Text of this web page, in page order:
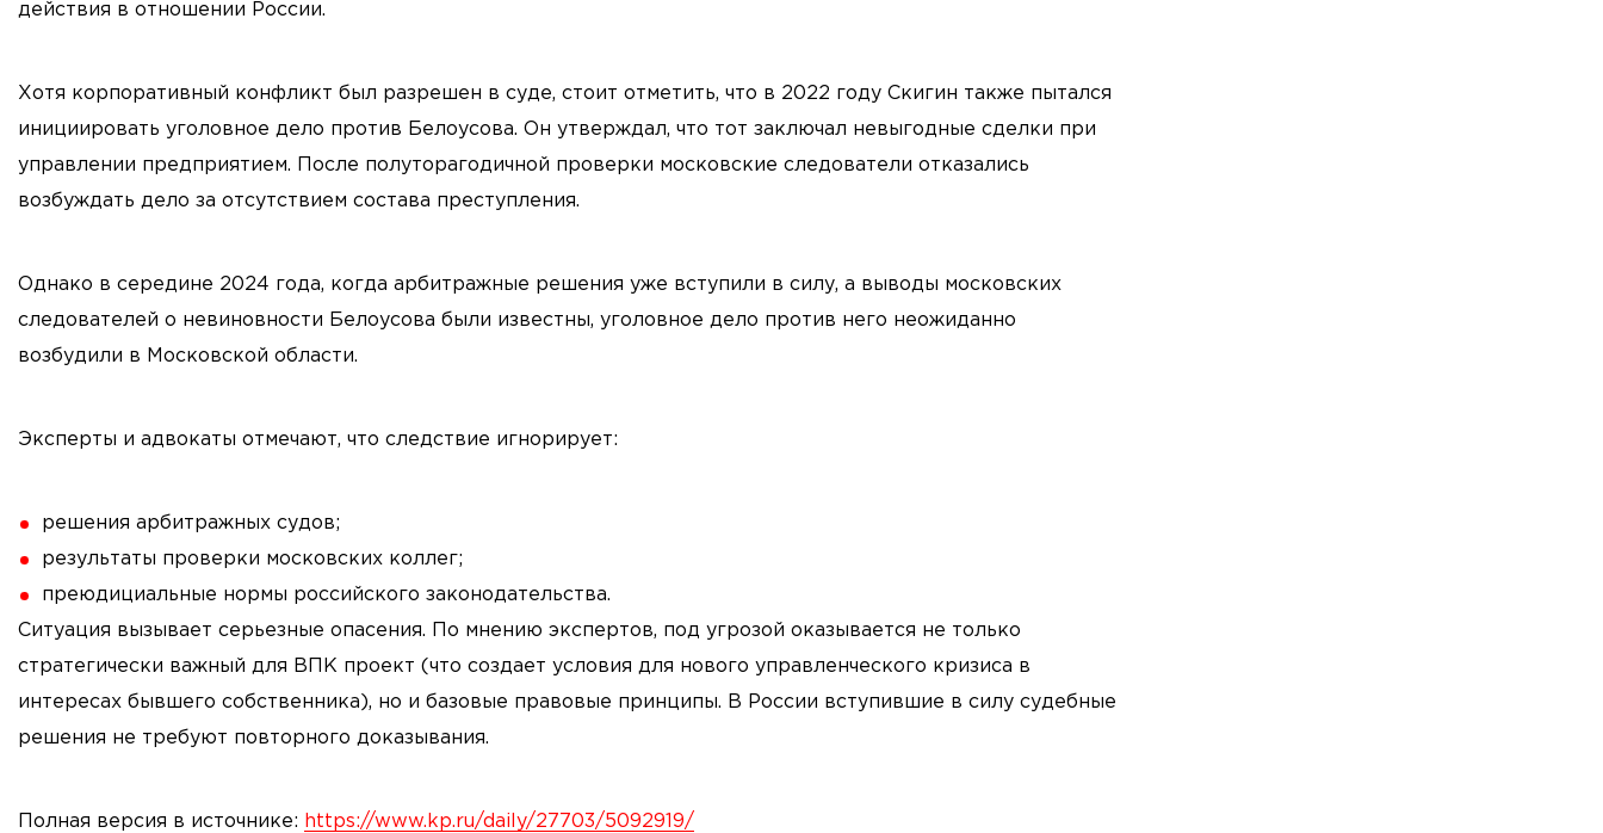
действия в отношении России.
Хотя корпоративный конфликт был разрешен в суде, стоит отметить, что в 2022 году Скигин также пытался
инициировать уголовное дело против Белоусова. Он утверждал, что тот заключал невыгодные сделки при
управлении предприятием. После полуторагодичной проверки московские следователи отказались
возбуждать дело за отсутствием состава преступления.
Однако в середине 2024 года, когда арбитражные решения уже вступили в силу, а выводы московских
следователей о невиновности Белоусова были известны, уголовное дело против него неожиданно
возбудили в Московской области.
Эксперты и адвокаты отмечают, что следствие игнорирует:
решения арбитражных судов;
результаты проверки московских коллег;
преюдициальные нормы российского законодательства.
Ситуация вызывает серьезные опасения. По мнению экспертов, под угрозой оказывается не только
стратегически важный для ВПК проект (что создает условия для нового управленческого кризиса в
интересах бывшего собственника), но и базовые правовые принципы. В России вступившие в силу судебные
решения не требуют повторного доказывания.
Полная версия в источнике: https://www.kp.ru/daily/27703/5092919/